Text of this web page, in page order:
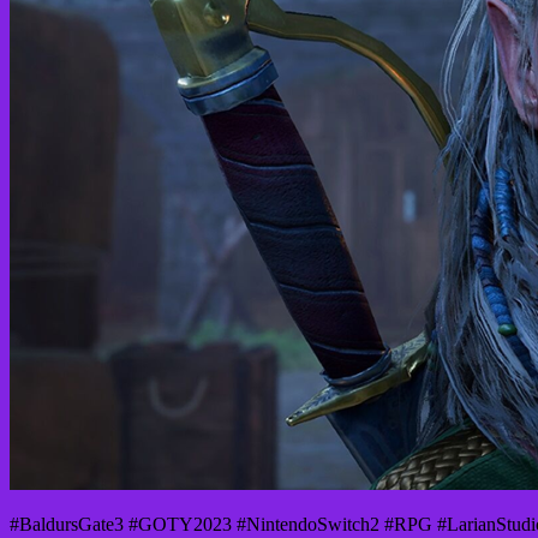
#BaldursGate3 #GOTY2023 #NintendoSwitch2 #RPG